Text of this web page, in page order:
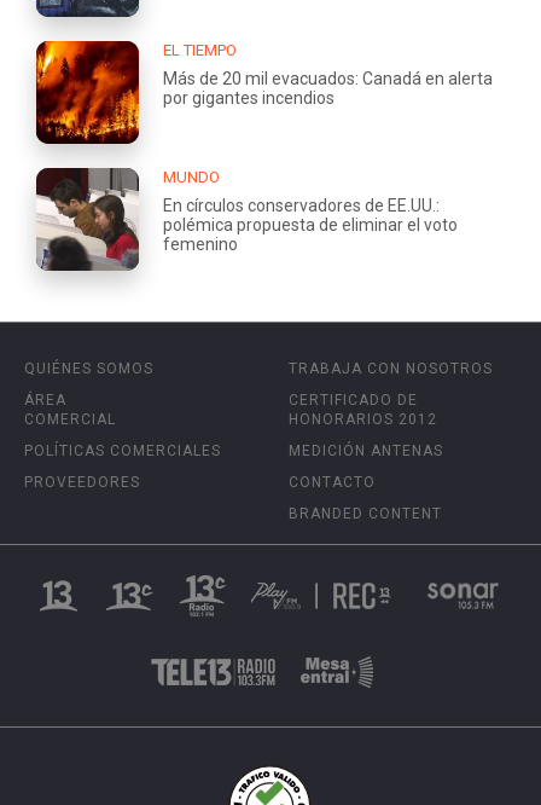
EL TIEMPO
Más de 20 mil evacuados: Canadá en alerta
por gigantes incendios
MUNDO
En círculos conservadores de EE.UU.:
polémica propuesta de eliminar el voto
femenino
QUIÉNES SOMOS
ÁREA
COMERCIAL
POLÍTICAS COMERCIALES
PROVEEDORES
TRABAJA CON NOSOTROS
CERTIFICADO DE
HONORARIOS 2012
MEDICIÓN ANTENAS
CONTACTO
BRANDED CONTENT